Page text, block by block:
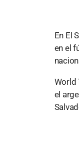
En El
en el
World
el